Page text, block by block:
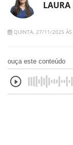
LAURA
QUINTA, 27/11/2025 ÀS
ouça este conteúdo